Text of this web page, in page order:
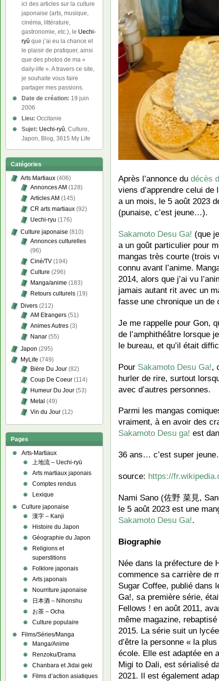
Après l’annonce du décès
viens d’apprendre celui
a un mois, le 5 août 2023
(punaise, c’est jeune…).
Sakamoto Desu Ga! (que
a un goût particulier pour
mangas très courte (trois
connu avant l’anime.
2014, alors que j’ai vu
jamais autant rit avec un
fasse une chronique un de
Je me rappelle pour Gon,
de l’amphithéâtre lorsque
le bureau, et qu’il était
Pour Sakamoto Desu Ga!,
hurler de rire, surtout
avec d’autres personnes.
Parmi les mangas
vraiment, à en avoir des
Sakamoto Desu ga! est
36 ans… c’est super
source: https://
Nami Sano (佐野 菜見,
le 5 août 2023 est une
Sakamoto Desu Ga!.
Biographie
Née dans la préfecture de
commence sa carrière de
Sugar Coffee, publié dans
Ga!, sa première série,
Fellows ! en août 2011,
même magazine,
2015. La série suit un
d’être la personne « la
école. Elle est adaptée en
Migi to Dali, est sérialisé
2021. Il est également
ici des articles sur la culture
japonaise (arts, musique,
cinéma, littérature,
gastronomie, etc.), le Uechi-
ryû que j’ai eu la chance et
le plaisir de pratiquer, ainsi
que des photos de ma «
daily-life ». A travers ce site,
je souhaite vous faire
partager mes passions.
Date de création: 19 juin
2006
Lieu: Occitanie
Sujet: Uechi-ryû, Culture,
Japon, Blog, 3615 My Life
Catégories
Arts Martiaux (406)
Annonces AM (128)
Articles AM (145)
CR arts martiaux (92)
Uechi-ryu (176)
Culture japonaise (810)
Annonces culturelles
(96)
Ciné/TV (194)
Culture (296)
Manga/anime (183)
Retours culturels (19)
Divers (212)
AM Etrangers (51)
Animes Autres (3)
Nanar (55)
Japon (295)
MyLife (749)
Bière Du Jour (82)
Coup De Coeur (114)
Humeur Du Jour (53)
Metal (49)
Vin du Jour (12)
Pages
Arts-Martiaux
上地流 – Uechi-ryū
Arts martiaux japonais
Comptes rendus
Lexique
Culture japonaise
漢字 – Kanji
Histoire du Japon
Géographie du Japon
Religions et
superstitions
Folklore japonais
Arts japonais
Nourriture japonaise
日本酒 – Nihonshu
お茶 – Ocha
Culture populaire
Films/Séries/Manga
Manga/Anime
Renzoku/Drama
Chanbara et Jidai geki
Films d’action asiatiques